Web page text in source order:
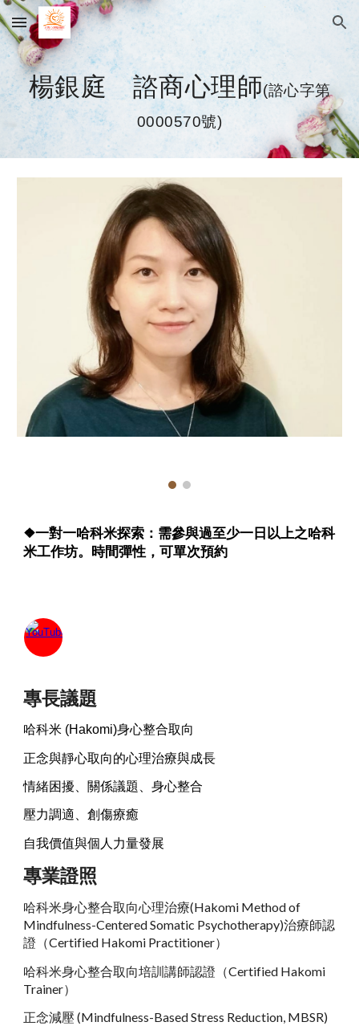
Skip to main content Skip to navigation
楊銀庭 諮商心理師(諮心字第
0000570號)
❖一對一哈科米探索：需參與過至少一日以上之哈科
米工作坊。時間彈性，可單次預約
專長議題
哈科米 (Hakomi)身心整合取向
正念與靜心取向的心理治療與成長
情緒困擾、關係議題、身心整合
壓力調適、創傷療癒
自我價值與個人力量發展
專業證照
哈科米身心整合取向心理治療(Hakomi Method of
Mindfulness-Centered Somatic Psychotherapy)治療師認
證（Certified Hakomi Practitioner）
哈科米身心整合取向培訓講師認證（Certified Hakomi
Trainer）
正念減壓 (Mindfulness-Based Stress Reduction, MBSR)